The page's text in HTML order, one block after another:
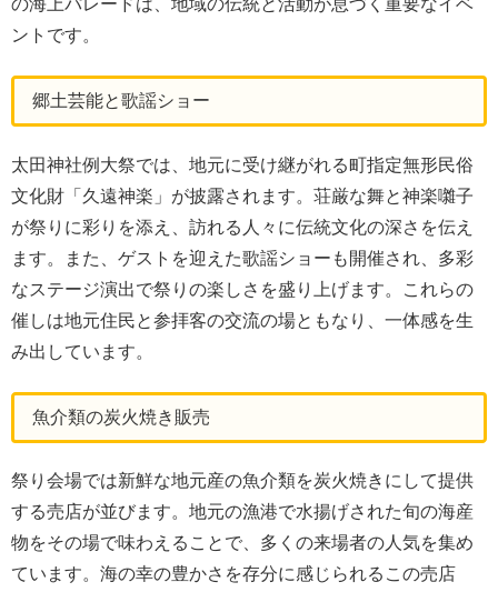
の海上パレードは、地域の伝統と活動が息づく重要なイベ
ントです。
郷土芸能と歌謡ショー
太田神社例大祭では、地元に受け継がれる町指定無形民俗
文化財「久遠神楽」が披露されます。荘厳な舞と神楽囃子
が祭りに彩りを添え、訪れる人々に伝統文化の深さを伝え
ます。また、ゲストを迎えた歌謡ショーも開催され、多彩
なステージ演出で祭りの楽しさを盛り上げます。これらの
催しは地元住民と参拝客の交流の場ともなり、一体感を生
み出しています。
魚介類の炭火焼き販売
祭り会場では新鮮な地元産の魚介類を炭火焼きにして提供
する売店が並びます。地元の漁港で水揚げされた旬の海産
物をその場で味わえることで、多くの来場者の人気を集め
ています。海の幸の豊かさを存分に感じられるこの売店